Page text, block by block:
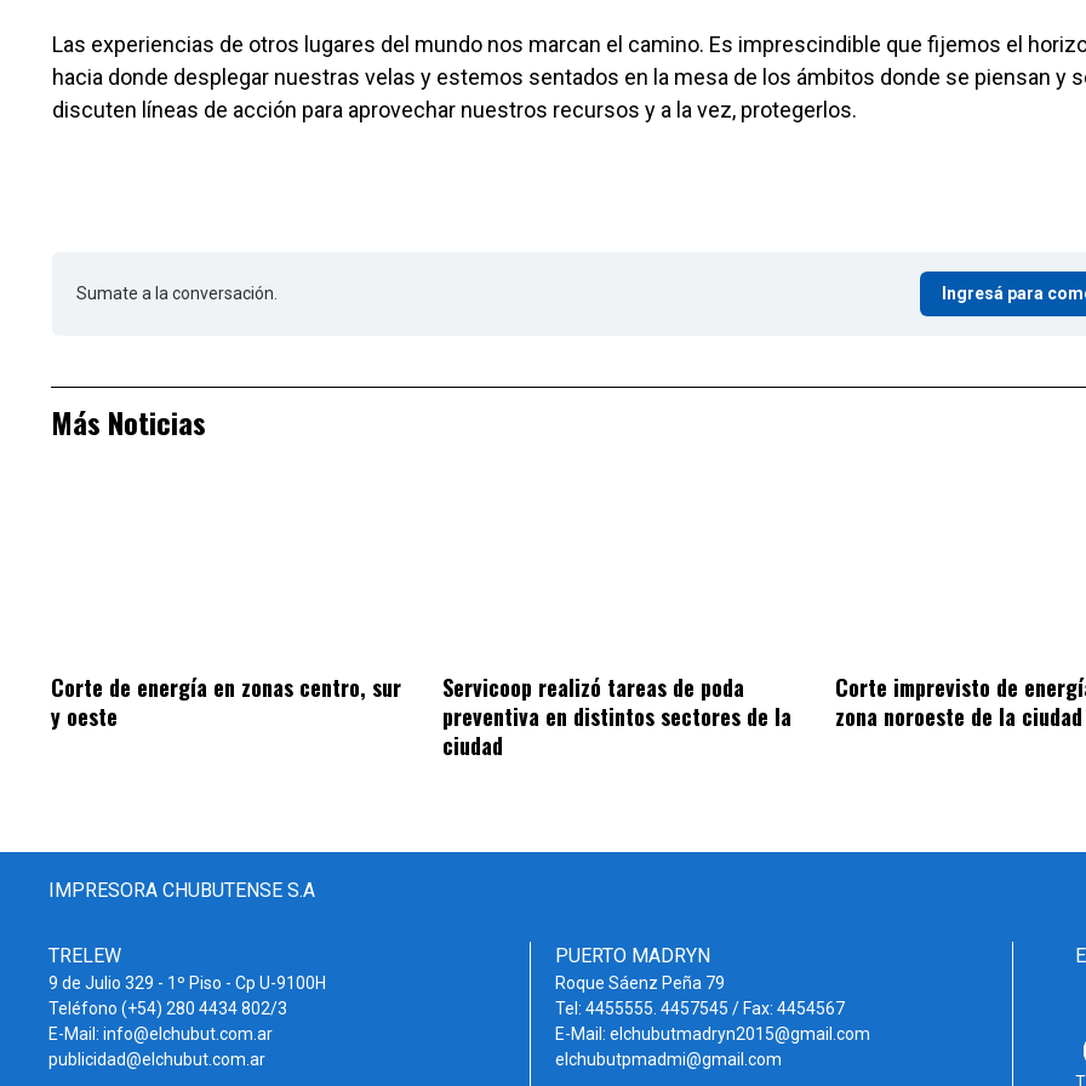
Las experiencias de otros lugares del mundo nos marcan el camino. Es imprescindible que fijemos el
hacia donde desplegar nuestras velas y estemos sentados en la mesa de los ámbitos donde se piensan y
discuten líneas de acción para aprovechar nuestros recursos y a la vez, protegerlos.
Sumate a la conversación. Ingresá para
Más Noticias
Corte de energía en zonas centro, sur
y oeste
Servicoop realizó tareas de poda
preventiva en distintos sectores de la
ciudad
Corte imprevisto de
zona noroeste de la ciudad
IMPRESORA CHUBUTENSE S.A
TRELEW
9 de Julio 329 - 1º Piso - Cp U-9100H
Teléfono (+54) 280 4434 802/3
E-Mail: info@elchubut.com.ar
publicidad@elchubut.com.ar
PUERTO MADRYN
Roque Sáenz Peña 79
Tel: 4455555. 4457545 / Fax: 4454567
E-Mail: elchubutmadryn2015@gmail.com
elchubutpmadmi@gmail.com